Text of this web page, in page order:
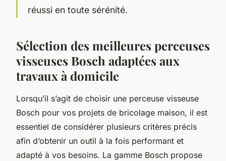
réussi en toute sérénité.
Sélection des meilleures perceuses
visseuses Bosch adaptées aux
travaux à domicile
Lorsqu’il s’agit de choisir une perceuse visseuse
Bosch pour vos projets de bricolage maison, il est
essentiel de considérer plusieurs critères précis
afin d’obtenir un outil à la fois performant et
adapté à vos besoins. La gamme Bosch propose